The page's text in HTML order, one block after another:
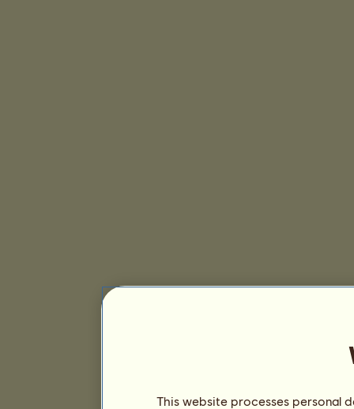
This website processes personal